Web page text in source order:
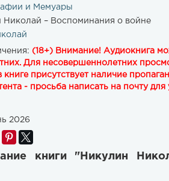
и Мемуары
Николай – Воспоминания о войне
(18+) Внимание! Аудиокнига
Для несовершеннолетних
присутствует наличие
- просьба написать на почту для
2026
книги "Никулин